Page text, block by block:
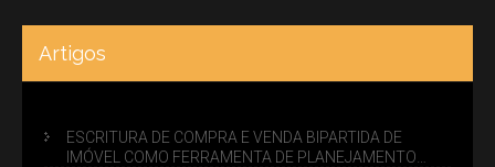
Artigos
ESCRITURA DE COMPRA E VENDA BIPARTIDA DE
IMÓVEL COMO FERRAMENTA DE PLANEJAMENTO